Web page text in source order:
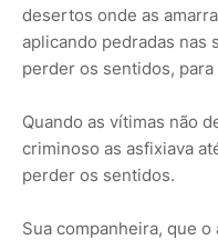
desertos onde as
aplicando pedradas nas
perder os sentidos,
Quando as vítimas não
criminoso as asfixiava
perder os sentidos.
Sua companheira, que